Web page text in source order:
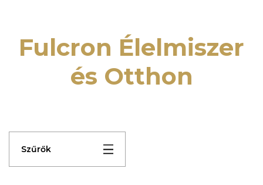
Fulcron Élelmiszer
és Otthon
Szűrők